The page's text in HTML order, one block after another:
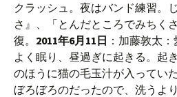
クラッシュ。夜はバンド練習。
さ』、「とんだところでみちく
復。 2011年6月11日 ：加藤敦太
よく眠り、昼過ぎに起きる。起
のほうに猫の毛玉汁が入ってい
ぼろぼろのだったので、洗うよ